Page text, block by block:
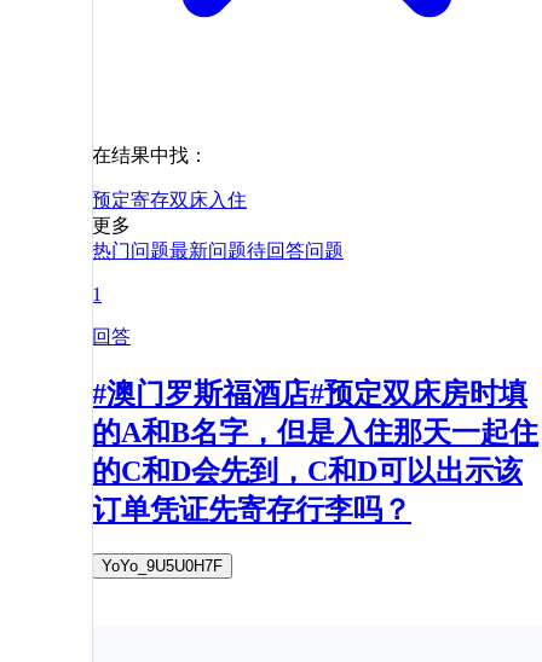
在结果中找：
预定寄存双床入住
更多
热门问题最新问题待回答问题
1
回答
#澳门罗斯福酒店#预定双床房时填
的A和B名字，但是入住那天一起住
的C和D会先到，C和D可以出示该
订单凭证先寄存行李吗？
YoYo_9U5U0H7F